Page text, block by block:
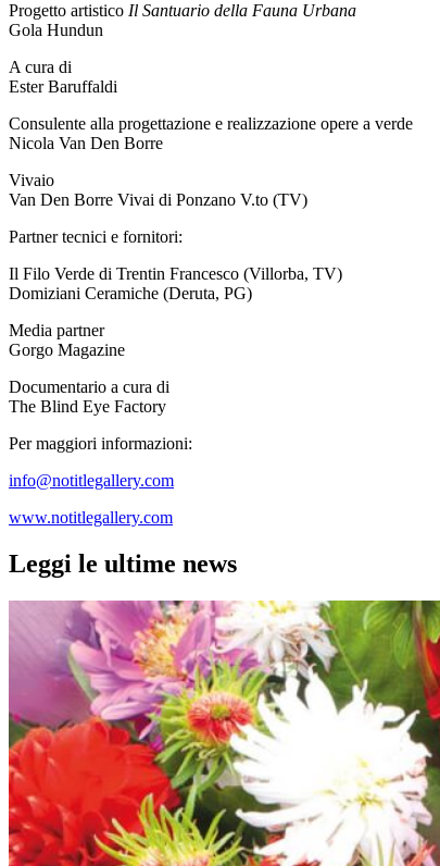
Progetto artistico Il Santuario della Fauna Urbana
Gola Hundun
A cura di
Ester Baruffaldi
Consulente alla progettazione e realizzazione opere a verde
Nicola Van Den Borre
Vivaio
Van Den Borre Vivai di Ponzano V.to (TV)
Partner tecnici e fornitori:
Il Filo Verde di Trentin Francesco (Villorba, TV)
Domiziani Ceramiche (Deruta, PG)
Media partner
Gorgo Magazine
Documentario a cura di
The Blind Eye Factory
Per maggiori informazioni:
info@notitlegallery.com
www.notitlegallery.com
Leggi le ultime news